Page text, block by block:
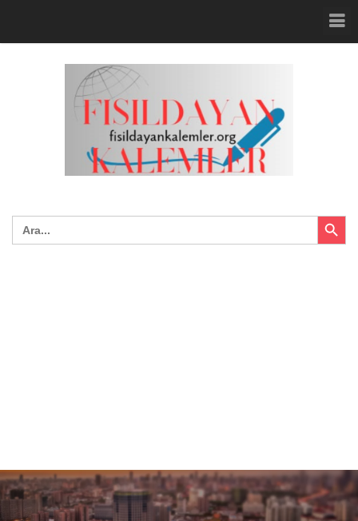
Search
for:
Search Button